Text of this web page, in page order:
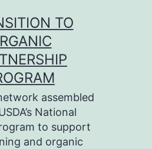
TO
assembled
National
to support
and organic